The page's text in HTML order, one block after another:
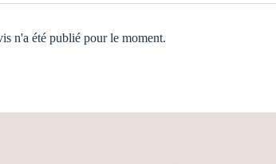
n'a été publié pour le moment.